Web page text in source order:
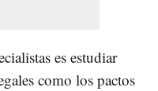
es estudiar
como los pactos